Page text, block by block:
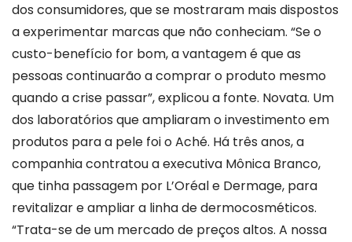
dos consumidores, que se mostraram mais dispostos
a experimentar marcas que não conheciam. “Se o
custo-benefício for bom, a vantagem é que as
pessoas continuarão a comprar o produto mesmo
quando a crise passar”, explicou a fonte. Novata. Um
dos laboratórios que ampliaram o investimento em
produtos para a pele foi o Aché. Há três anos, a
companhia contratou a executiva Mônica Branco,
que tinha passagem por L’Oréal e Dermage, para
revitalizar e ampliar a linha de dermocosméticos.
“Trata-se de um mercado de preços altos. A nossa